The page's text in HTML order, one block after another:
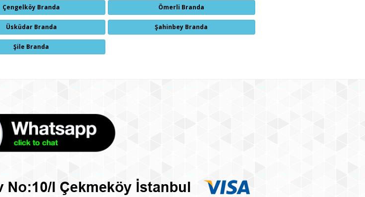
Çengelköy Branda Ömerli Branda
Üsküdar Branda Şahinbey Branda
Şile Branda